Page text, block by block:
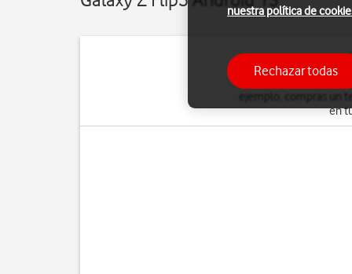
Puedes hacer una
en
nuestra política de
Rechazar todas